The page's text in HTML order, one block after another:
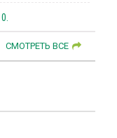
СМОТРЕТЬ ВСЕ